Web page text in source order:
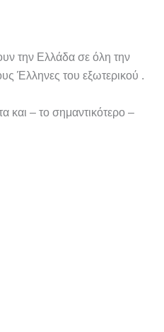
την Ελλάδα σε όλη την
Έλληνες του εξωτερικού .
και – το σημαντικότερο –